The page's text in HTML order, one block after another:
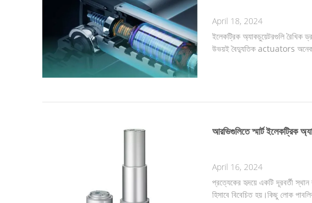
April 18, 2024
ইলেকট্রিক অ্যাকচুয়েটরগুলি রৈখিক
উভয়ই বৈদ্যুতিক actuators অনেক
আরভিগুলিতে স্মার্ট ইলেকট্রিক
April 16, 2024
প্রত্যেকের হৃদয়ে একটি দূরবর্তী
হিসাবে বিবেচিত হয়।কিছু লোক